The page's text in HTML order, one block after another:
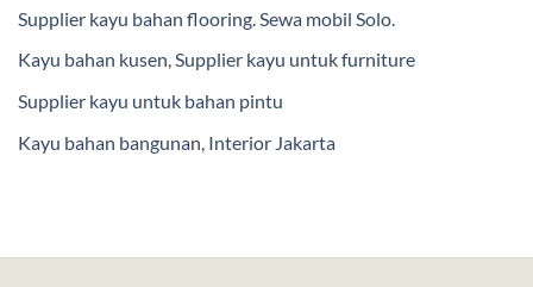
Supplier kayu bahan flooring Sewa mobil Solo
Kayu bahan kusen,Supplier kayu untuk furniture
Supplier kayu untuk bahan pintu
Kayu bahan bangunan Interior Jakarta